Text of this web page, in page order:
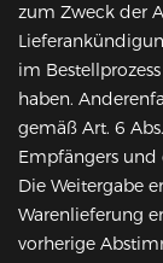
zum Zweck der
im
haben.
gemäß Art. 6
Empfängers und
Die Weitergabe
Warenlieferung
vorherige